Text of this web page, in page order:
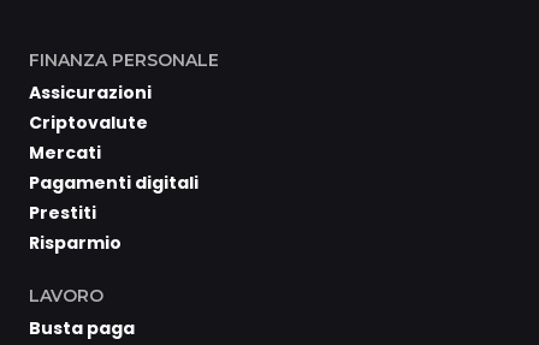
FINANZA PERSONALE
Assicurazioni
Criptovalute
Mercati
Pagamenti digitali
Prestiti
Risparmio
LAVORO
Busta paga